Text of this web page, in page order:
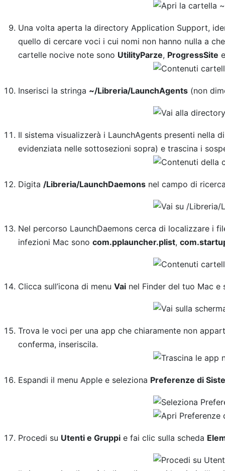
Una volta aperta la directory Application Support,
quello di cercare voci i cui nomi non hanno nulla a
cartelle nocive note sono UtilityParze, ProgressSite
Inserisci la stringa ~/Libreria/LaunchAgents (non
Il sistema visualizzerà i LaunchAgents presenti
evidenziata nelle sottosezioni sopra) e trascina i
Digita /Libreria/LaunchDaemons nel campo di
Nel percorso LaunchDaemons cerca di localizzare i
infezioni Mac sonocom.pplauncher.plist,
Clicca sull’icona di menuVai nel Finder del tuo Mac e
Trova le voci per una app che chiaramente non
conferma, inseriscila.
Espandi il menu Apple e seleziona Preferenze di
Procedi su Utenti e Gruppi e fai clic sulla scheda